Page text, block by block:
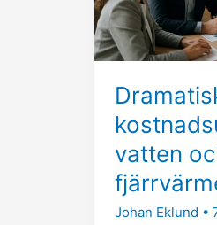
vatten
Johan Eklund •
elnät,
fjärrvärme
2025